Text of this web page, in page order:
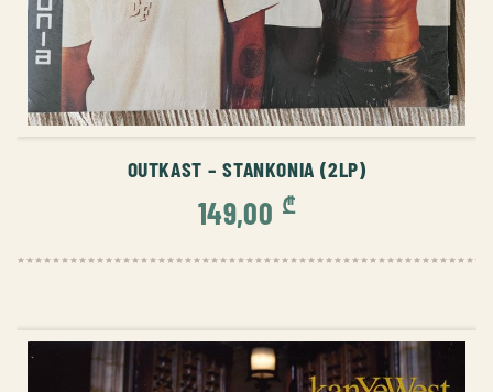
ᲙᲐᲚᲐᲗᲐᲨᲘ ᲓᲐᲛᲐᲢᲔᲑᲐ
OUTKAST – STANKONIA (2LP)
149,00 ₾